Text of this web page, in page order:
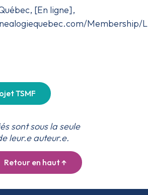
[En ligne],
Membership/
TSMF
sont sous la seule
leur.e auteur.e.
Retour en haut ↑